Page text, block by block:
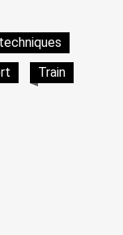
Train